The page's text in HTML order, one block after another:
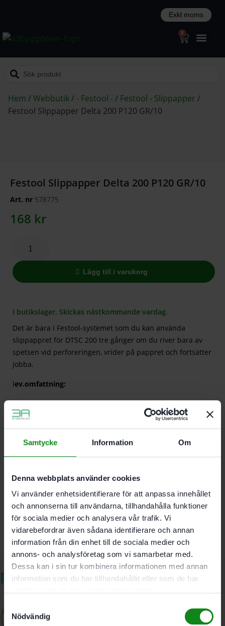
Samtycke Information Om
Denna webbplats använder cookies
Vi använder enhetsidentifierare för att anpassa innehållet
och annonserna till användarna, tillhandahålla funktioner
för sociala medier och analysera vår trafik. Vi
vidarebefordrar även sådana identifierare och annan
information från din enhet till de sociala medier och
annons- och analysföretag som vi samarbetar med.
Dessa kan i sin tur kombinera informationen med annan
information som du har tillhandahållit eller som de har
Nödvändig
0
Hem /Webbutik/ - Festool -/ Festool - Slippapper /
Festool Slippapper Delta 200 P120 GR/10
Festool Slippapper Delta 200 P120 GR/10
Art. nr 578775
168 kr
Lägg till i varukorg
I butikslager. Skickas nästkommande vardag.
Det är bara i Festool-systemet som du kan använda
slippappret för DTSC 200 tre gånger om du river bara av
spetsen vid perforeringen, vrider på pappret och fortsätter
jobba.
lev.omfattning:
Delta 200 P120
GR/10 st
Det finns inga recensioner än.
Bli först med att recensera ”Festool Slippapper Delta
200 P120 GR/10”
Du måste varainloggadför att skriva en recension.
Relaterade produkter